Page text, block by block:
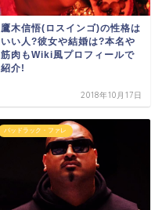
鷹木信悟(ロスインゴ)の性格は
いい人?彼女や結婚は?本名や
筋肉もWiki風プロフィールで
紹介!
2018年10月17日
バッドラック・ファレ